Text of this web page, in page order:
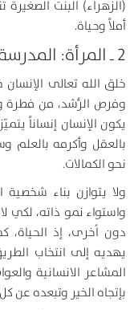
(الزهراء) البنت
أملاً وحياة.
2 ـ المرأة: المدرسة الأُولى في الحياة
خلق الله تعالى
وفرص الرُّشد، من
يكون الإنسان إنساناً
بالعقل وأكرمه بالعلم
نحو الكمالات.
ولا يتوازن بناء شخصية
واستواء نمو ذاته،
دون اُخرى، إذ الحياة،
يهديه إلى انتخاب
المشاعر الانسانية
بإتجاه الخير وتبعده